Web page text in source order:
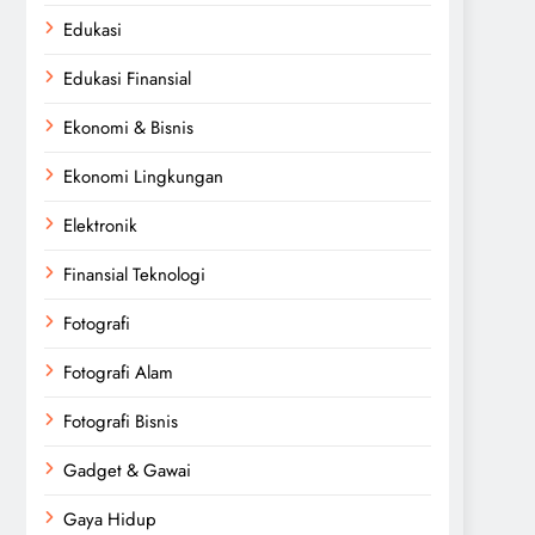
Edukasi
Edukasi Finansial
Ekonomi & Bisnis
Ekonomi Lingkungan
Elektronik
Finansial Teknologi
Fotografi
Fotografi Alam
Fotografi Bisnis
Gadget & Gawai
Gaya Hidup